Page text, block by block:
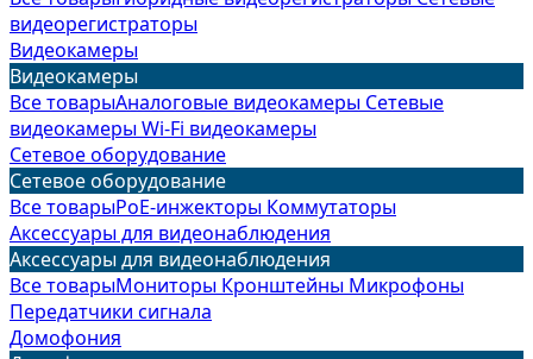
видеорегистраторы
Видеокамеры
Видеокамеры
Все товарыАналоговые видеокамеры Сетевые
видеокамерыWi-Fi видеокамеры
Сетевое оборудование
Сетевое оборудование
Все товарыPoE-инжекторы Коммутаторы
Аксессуары для видеонаблюдения
Аксессуары для видеонаблюдения
Все товарыМониторы Кронштейны Микрофоны
Передатчики сигнала
Домофония